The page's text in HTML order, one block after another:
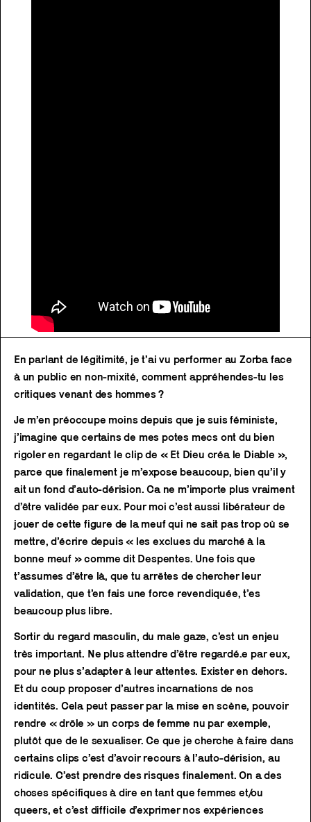
En parlant de légitimité, je t’ai vu performer au Zorba face
à un public en non-mixité, comment appréhendes-tu les
critiques venant des hommes ?
Je m’en préoccupe moins depuis que je suis féministe,
j’imagine que certains de mes potes mecs ont du bien
rigoler en regardant le clip de « Et Dieu créa le Diable »,
parce que finalement je m’expose beaucoup, bien qu’il y
ait un fond d’auto-dérision. Ca ne m’importe plus vraiment
d’être validée par eux. Pour moi c’est aussi libérateur de
jouer de cette figure de la meuf qui ne sait pas trop où se
mettre, d’écrire depuis « les exclues du marché à la
bonne meuf » comme dit Despentes. Une fois que
t’assumes d’être là, que tu arrêtes de chercher leur
validation, que t’en fais une force revendiquée, t’es
beaucoup plus libre.
Sortir du regard masculin, du male gaze, c’est un enjeu
très important. Ne plus attendre d’être regardé.e par eux,
pour ne plus s’adapter à leur attentes. Exister en dehors.
Et du coup proposer d’autres incarnations de nos
identités. Cela peut passer par la mise en scène, pouvoir
rendre « drôle » un corps de femme nu par exemple,
plutôt que de le sexualiser. Ce que je cherche à faire dans
certains clips c’est d’avoir recours à l’auto-dérision, au
ridicule. C’est prendre des risques finalement. On a des
choses spécifiques à dire en tant que femmes et/ou
queers, et c’est difficile d’exprimer nos expériences